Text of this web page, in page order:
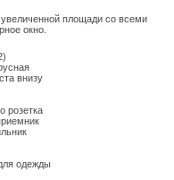
площади со всеми
окно.
внизу
розетка
одежды